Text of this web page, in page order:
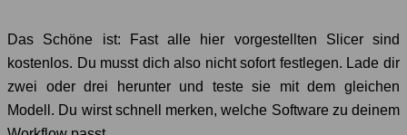
Das Schöne ist: Fast alle hier vorgestellten Slicer sind
kostenlos. Du musst dich also nicht sofort festlegen. Lade dir
zwei oder drei herunter und teste sie mit dem gleichen
Modell. Du wirst schnell merken, welche Software zu deinem